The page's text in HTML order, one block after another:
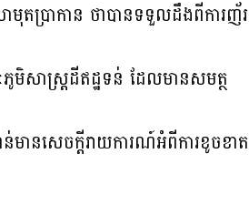
មុតប្រាកាន ថាបានទទួលដឹងពីការញ័រ
សាស្ត្រដីឥដ្ឋទន់ ដែលមានសមត្ថ
ានសេចក្តីរាយការណ៍អំពីការខូចខាត